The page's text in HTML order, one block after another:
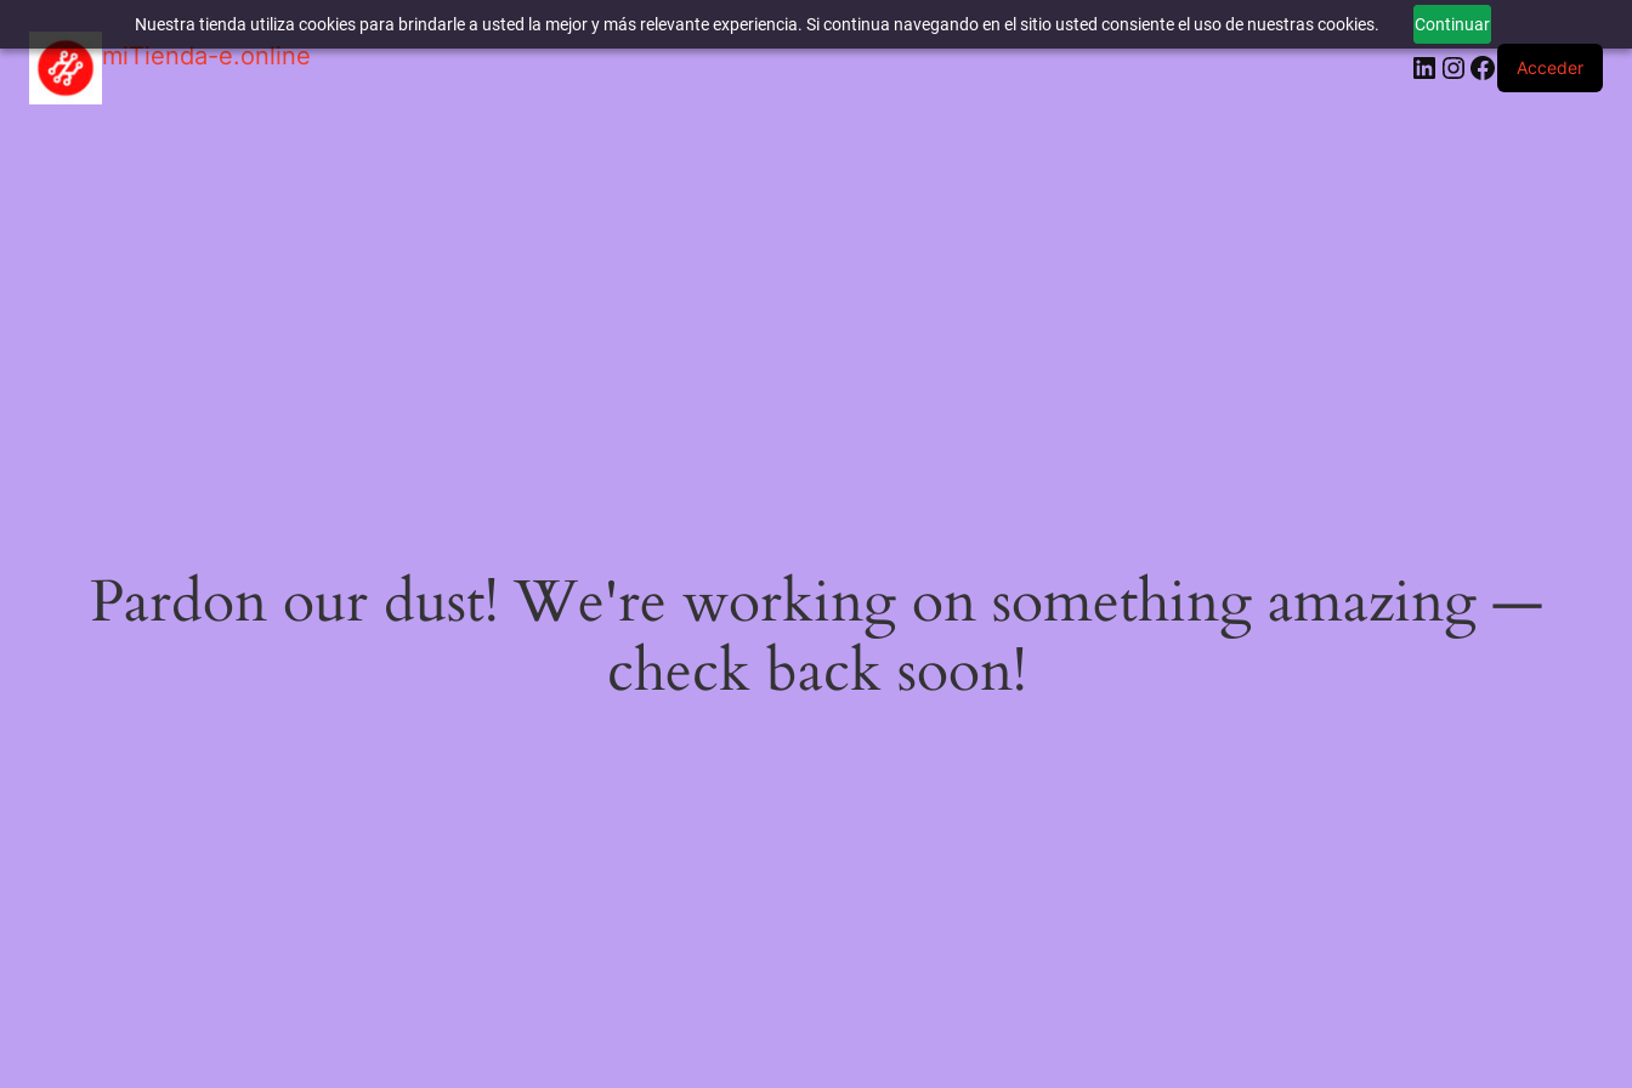
Nuestra tienda utiliza cookies para brindarle a usted la mejor y más relevante experiencia. Si continua navegando en el sitio usted consiente el uso de nuestras cookies. Continuar
miTienda-e.online LinkedIn
Instagram
Facebook
Acceder
Pardon our dust! We're working on something amazing —
check back soon!